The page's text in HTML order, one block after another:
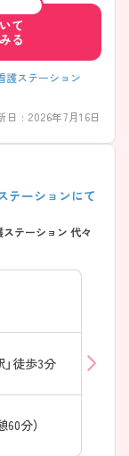
て
る
護ステーション
日 : 2026年7月16日
テーションにて
テーション 代々
徒歩3分
分）